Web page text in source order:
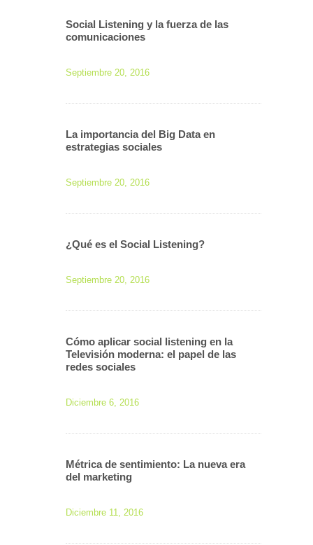
Social Listening y la fuerza de las
comunicaciones
Septiembre 20, 2016
La importancia del Big Data en
estrategias sociales
Septiembre 20, 2016
¿Qué es el Social Listening?
Septiembre 20, 2016
Cómo aplicar social listening en la
Televisión moderna: el papel de las
redes sociales
Diciembre 6, 2016
Métrica de sentimiento: La nueva era
del marketing
Diciembre 11, 2016